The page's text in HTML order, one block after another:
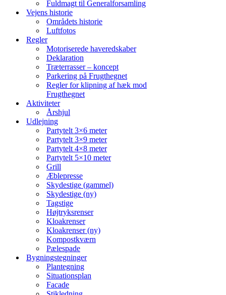
Fuldmagt til Generalforsamling
Vejens historie
Områdets historie
Luftfotos
Regler
Motoriserede haveredskaber
Deklaration
Træterrasser – koncept
Parkering på Frugthegnet
Regler for klipning af hæk mod
Frugthegnet
Aktiviteter
Årshjul
Udlejning
Partytelt 3×6 meter
Partytelt 3×9 meter
Partytelt 4×8 meter
Partytelt 5×10 meter
Grill
Æblepresse
Skydestige (gammel)
Skydestige (ny)
Tagstige
Højtryksrenser
Kloakrenser
Kloakrenser (ny)
Kompostkværn
Pælespade
Bygningstegninger
Plantegning
Situationsplan
Facade